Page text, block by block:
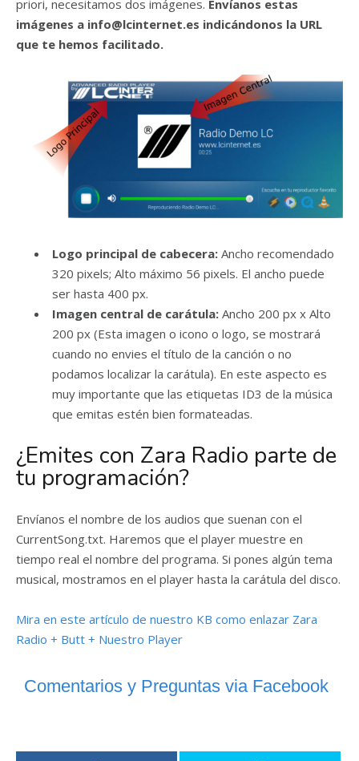
priori, necesitamos dos imágenes. Envíanos estas
imágenes a info@lcinternet.es indicándonos la URL
que te hemos facilitado.
Logo principal de cabecera: Ancho recomendado
320 pixels; Alto máximo 56 pixels. El ancho puede
ser hasta 400 px.
Imagen central de carátula: Ancho 200 px x Alto
200 px (Esta imagen o icono o logo, se mostrará
cuando no envies el título de la canción o no
podamos localizar la carátula). En este aspecto es
muy importante que las etiquetas ID3 de la música
que emitas estén bien formateadas.
¿Emites con Zara Radio parte de
tu programación?
Envíanos el nombre de los audios que suenan con el
CurrentSong.txt. Haremos que el player muestre en
tiempo real el nombre del programa. Si pones algún tema
musical, mostramos en el player hasta la carátula del disco.
Mira en este artículo de nuestro KB como enlazar Zara
Radio + Butt + Nuestro Player
Comentarios y Preguntas via Facebook